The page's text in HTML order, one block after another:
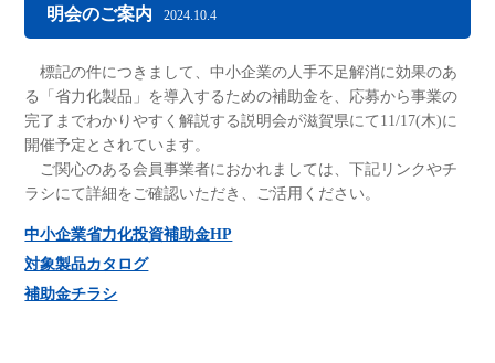
明会のご案内
2024.10.4
標記の件につきまして、中小企業の人手不足解消に効果のあ
る「省力化製品」を導入するための補助金を、応募から事業の
完了までわかりやすく解説する説明会が滋賀県にて11/17(木)に
開催予定とされています。
ご関心のある会員事業者におかれましては、下記リンクやチ
ラシにて詳細をご確認いただき、ご活用ください。
中小企業省力化投資補助金HP
対象製品カタログ
補助金チラシ